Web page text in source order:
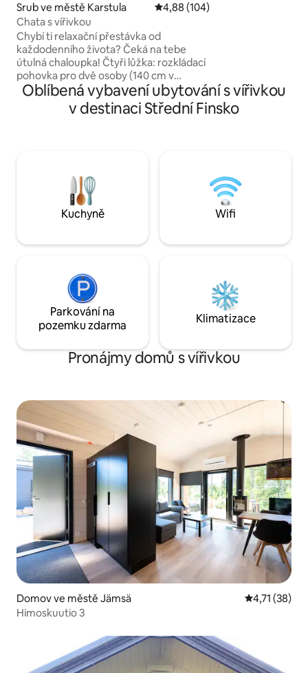
Srub ve městě Karstula Průměrné hodnocení 4,88 z 5,
4,88 (104)
Chata s vířivkou
Chybí ti relaxační přestávka od
každodenního života? Čeká na tebe
útulná chaloupka! Čtyři lůžka: rozkládací
pohovka pro dvě osoby (140 cm v
rozloženém stavu) v přízemí a v patře
podkroví s matracemi pro 2 osoby.
Nejvhodnější pro dovolenou pro dva.
saunu, základní kuchyňské vybavení
(lednička + mikrovlnná trouba + sporák)
a vzduchové tepelné čerpadlo. V
docházkové vzdálenosti od obchodů a
300 metrů odtud
takže si můžeš
koupání. Je tady
Oblíbená vybavení ubytování s vířivkou
v destinaci Střední Finsko
Kuchyně Wifi
Parkování na
pozemku zdarma
Klimatizace
Pronájmy domů s vířivkou
Domov ve městě Jämsä Průměrné
4,71 (38)
Himoskuutio 3